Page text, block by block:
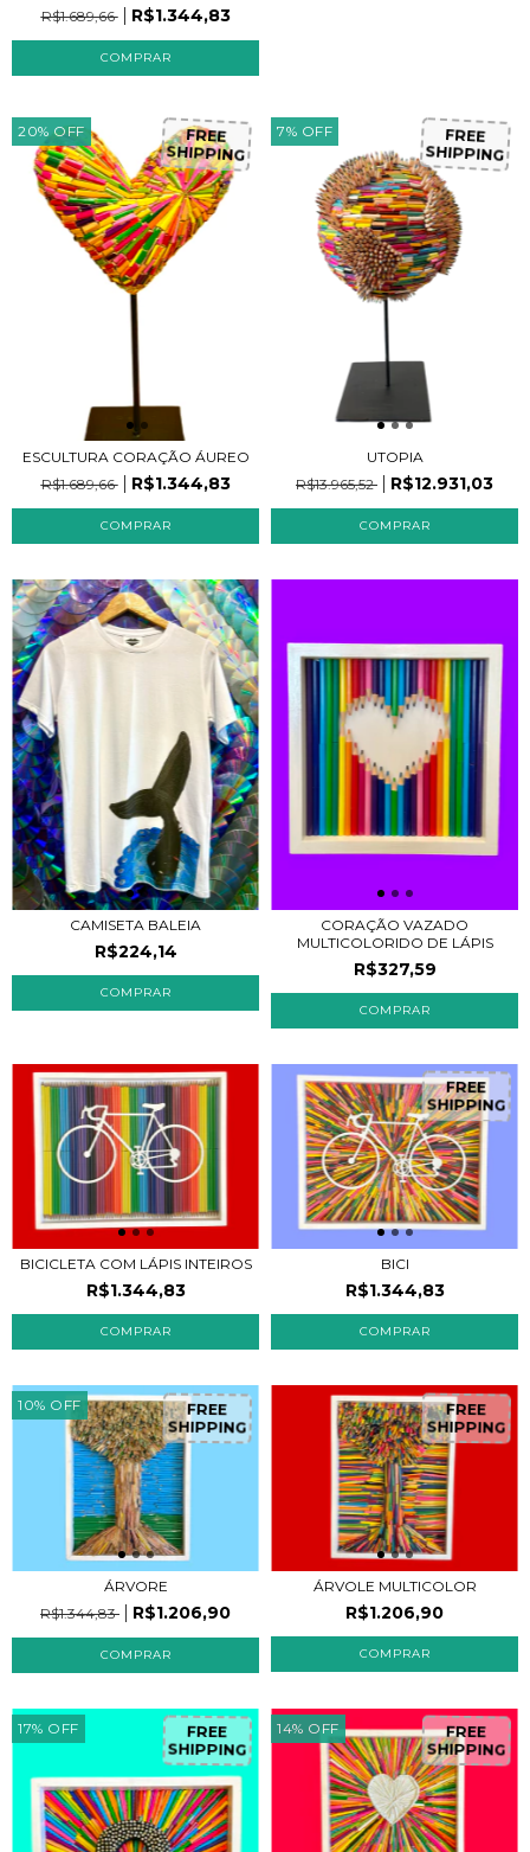
R$1.689,66
R$1.344,83
20%OFF FREE
SHIPPING
ESCULTURA CORAÇÃO ÁUREO
R$1.689,66
R$1.344,83
7% OFF FREE
SHIPPING
UTOPIA
R$13.965,52
R$12.931,03
CAMISETA BALEIA
R$224,14
CORAÇÃO VAZADO
MULTICOLORIDO DE LÁPIS
R$327,59
BICICLETA COM LÁPIS INTEIROS
R$1.344,83
FREE
SHIPPING
BICI
R$1.344,83
10% OFF FREE
SHIPPING
ÁRVORE
R$1.344,83
R$1.206,90
FREE
SHIPPING
ÁRVOLE MULTICOLOR
R$1.206,90
17% OFF FREE
SHIPPING
14% OFF FREE
SHIPPING